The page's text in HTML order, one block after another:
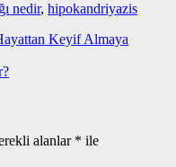
nedir, hipokandriyazis
Keyif Almaya
alanlar * ile